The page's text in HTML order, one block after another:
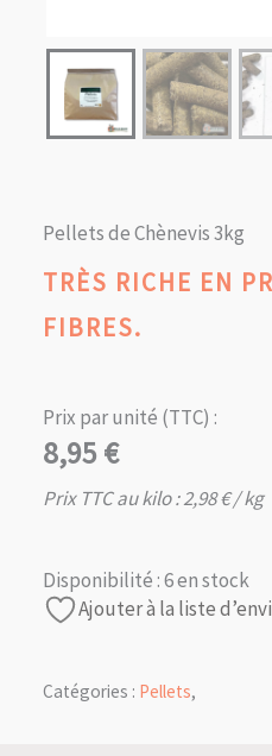
Pellets de Chènevis 3kg
TRÈS RICHE EN
FIBRES.
Prix par unité (TTC) :
8,95€
Prix TTC au kilo :2,98€/ kg
Disponibilité :6 en stock
Ajouter à la liste
Catégories : Pellets,